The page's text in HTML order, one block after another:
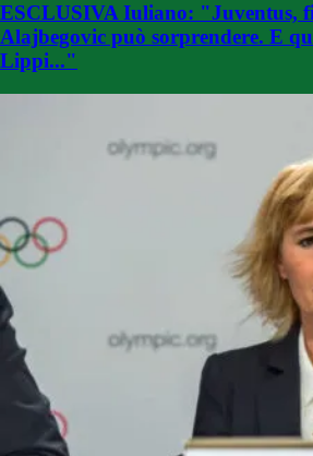
ESCLUSIVA Iuliano: "Juventus,
Alajbegovic può sorprendere. E
Lippi..."